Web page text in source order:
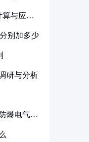
算与应用
别加多少
研与分析
爆电气设